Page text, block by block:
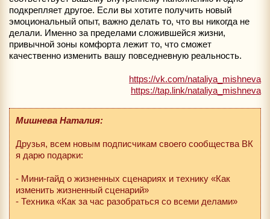
подкрепляет другое. Если вы хотите получить новый
эмоциональный опыт, важно делать то, что вы никогда не
делали. Именно за пределами сложившейся жизни,
привычной зоны комфорта лежит то, что сможет
качественно изменить вашу повседневную реальность.
https://vk.com/nataliya_mishneva
https://tap.link/nataliya_mishneva
Мишнева Наталия:
Друзья, всем новым подписчикам своего сообщества ВК
я дарю подарки:
- Мини-гайд о жизненных сценариях и технику «Как
изменить жизненный сценарий»
- Техника «Как за час разобраться со всеми делами»